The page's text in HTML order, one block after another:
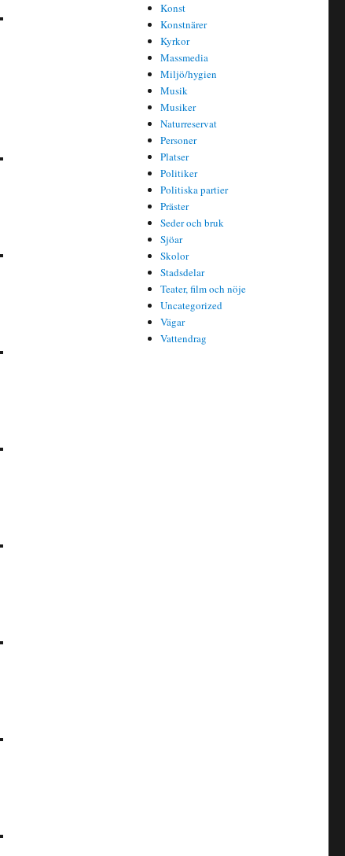
Konst
Konstnärer
Kyrkor
Massmedia
Miljö/hygien
Musik
Musiker
Naturreservat
Personer
Platser
Politiker
Politiska partier
Präster
Seder och bruk
Sjöar
Skolor
Stadsdelar
Teater, film och nöje
Uncategorized
Vägar
Vattendrag